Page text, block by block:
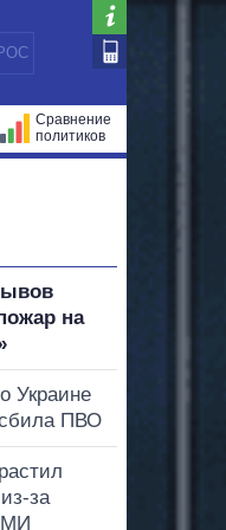
Сравнение
политиков
на
Украине
сбила ПВО
за